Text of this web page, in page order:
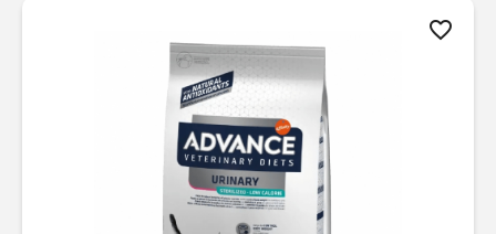
favorite_border